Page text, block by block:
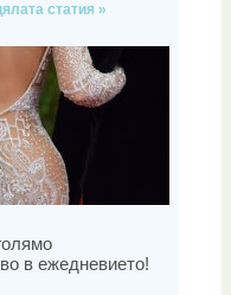
статия »
в ежедневието!